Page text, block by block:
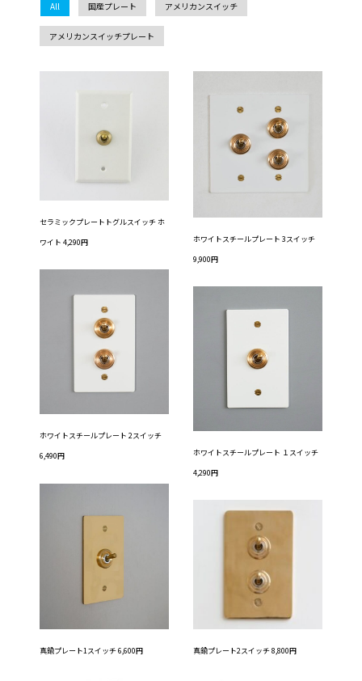
All 国産プレート アメリカンスイッチ
アメリカンスイッチプレート
セラミックプレートトグルスイッチ ホ
ワイト 4,290円
ホワイトスチールプレート 3スイッチ
9,900円
ホワイトスチールプレート 2スイッチ
6,490円
ホワイトスチールプレート １スイッチ
4,290円
真鍮プレート1スイッチ 6,600円 真鍮プレート2スイッチ 8,800円